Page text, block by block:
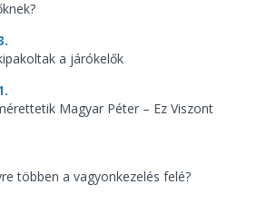
a járókelők
Magyar Péter – Ez Viszont
többen a vagyonkezelés felé?